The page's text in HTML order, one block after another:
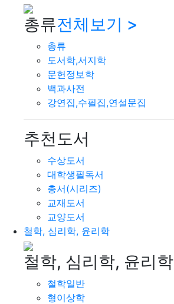
총류전체보기 >
총류
도서학,서지학
문헌정보학
백과사전
강연집,수필집,연설문집
추천도서
수상도서
대학생필독서
총서(시리즈)
교재도서
교양도서
철학, 심리학, 윤리학
철학, 심리학, 윤리학
철학일반
형이상학